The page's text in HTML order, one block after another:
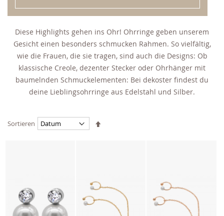
Diese Highlights gehen ins Ohr! Ohrringe geben unserem
Gesicht einen besonders schmucken Rahmen. So vielfältig,
wie die Frauen, die sie tragen, sind auch die Designs: Ob
klassische Creole, dezenter Stecker oder Ohrhänger mit
baumelnden Schmuckelementen: Bei dekoster findest du
deine Lieblingsohrringe aus Edelstahl und Silber.
Sortieren
Absteigend